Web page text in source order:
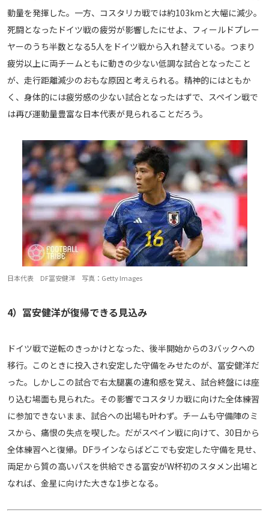
動量を発揮した。一方、コスタリカ戦では約103kmと大幅に減少。
死闘となったドイツ戦の疲労が影響したにせよ、フィールドプレー
ヤーのうち半数となる5人をドイツ戦から入れ替えている。つまり
疲労以上に両チームともに動きの少ない低調な試合となったこと
が、走行距離減少のおもな原因と考えられる。精神的にはともか
く、身体的には疲労感の少ない試合となったはずで、スペイン戦で
は再び運動量豊富な日本代表が見られることだろう。
日本代表 DF冨安健洋 写真：Getty Images
4）冨安健洋が復帰できる見込み
ドイツ戦で逆転のきっかけとなった、後半開始からの3バックへの
移行。このときに投入され安定した守備をみせたのが、冨安健洋だ
った。しかしこの試合で右太腿裏の違和感を覚え、試合終盤には座
り込む場面も見られた。その影響でコスタリカ戦に向けた全体練習
に参加できないまま、試合への出場も叶わず。チームも守備陣のミ
スから、痛恨の失点を喫した。だがスペイン戦に向けて、30日から
全体練習へと復帰。DFラインならばどこでも安定した守備を見せ、
両足から質の高いパスを供給できる冨安がW杯初のスタメン出場と
なれば、金星に向けた大きな1歩となる。